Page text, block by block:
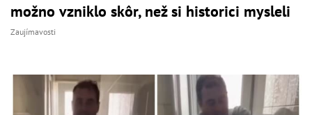
možno vzniklo skôr, než si historici mysleli
Zaujímavosti